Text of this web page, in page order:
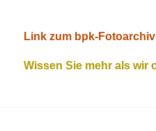
Link zum bpk-Fotoarchiv
Wissen Sie mehr als wir